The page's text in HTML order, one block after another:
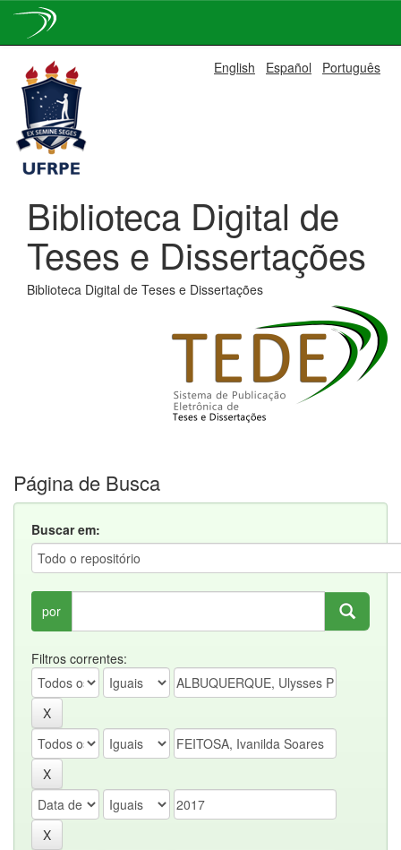
navigation
English Español Português
Biblioteca Digital de
Teses e Dissertações
Biblioteca Digital de Teses e Dissertações
Página de Busca
Buscar em:
por
Filtros correntes: